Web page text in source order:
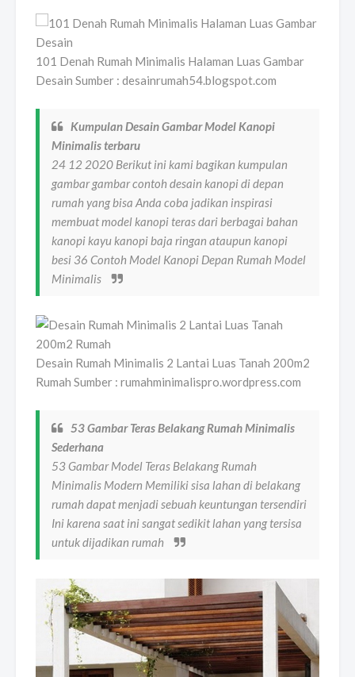
101 Denah Rumah Minimalis Halaman Luas Gambar
Desain Sumber : desainrumah54.blogspot.com
Kumpulan Desain Gambar Model Kanopi
Minimalis terbaru
24 12 2020 Berikut ini kami bagikan kumpulan
gambar gambar contoh desain kanopi di depan
rumah yang bisa Anda coba jadikan inspirasi
membuat model kanopi teras dari berbagai bahan
kanopi kayu kanopi baja ringan ataupun kanopi
besi 36 Contoh Model Kanopi Depan Rumah Model
Minimalis
Desain Rumah Minimalis 2 Lantai Luas Tanah 200m2
Rumah Sumber : rumahminimalispro.wordpress.com
53 Gambar Teras Belakang Rumah Minimalis
Sederhana
53 Gambar Model Teras Belakang Rumah
Minimalis Modern Memiliki sisa lahan di belakang
rumah dapat menjadi sebuah keuntungan tersendiri
Ini karena saat ini sangat sedikit lahan yang tersisa
untuk dijadikan rumah